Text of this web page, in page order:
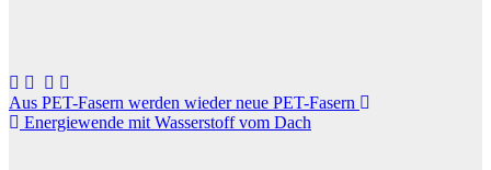
Beitragsnavigation
Aus PET-Fasern werden wieder neue PET-Fasern
Energiewende mit Wasserstoff vom Dach